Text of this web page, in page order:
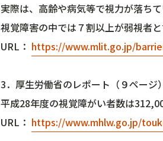
実際は、高齢や病気等で視力が落ち
視覚障害の中では７割以上が弱視者
URL： https://www.mlit.go.jp/
3．厚生労働省のレポート（９ページ）
平成28年度の視覚障がい者数は
URL： https://www.mhlw.go.jp/